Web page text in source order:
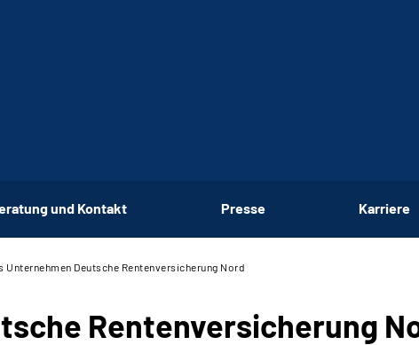
und Kontakt Presse Karriere
Unternehmen Deutsche Renten­versicherung Nord
Renten­versicherung